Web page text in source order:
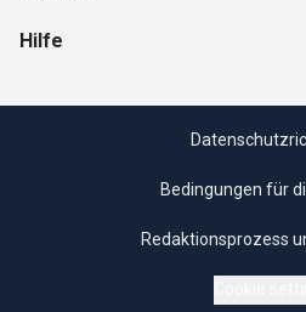
Hilfe
Bedingungen für
Redaktionsprozess